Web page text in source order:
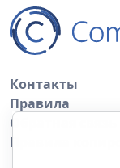
Контакты
Правила
Обратная связь
Правила